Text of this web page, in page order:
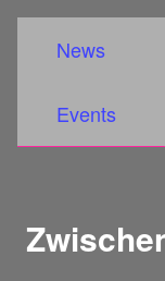
Skip to
Skip to
News
Events